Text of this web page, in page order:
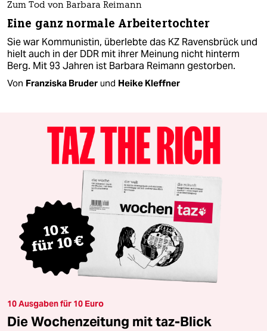
Zum Tod von Barbara Reimann
Eine ganz normale Arbeitertochter
Sie war Kommunistin, überlebte das KZ Ravensbrück und
hielt auch in der DDR mit ihrer Meinung nicht hinterm
Berg. Mit 93 Jahren ist Barbara Reimann gestorben.
Von Franziska Bruder und Heike Kleffner
10 Ausgaben für 10 Euro
Die Wochenzeitung mit taz-Blick